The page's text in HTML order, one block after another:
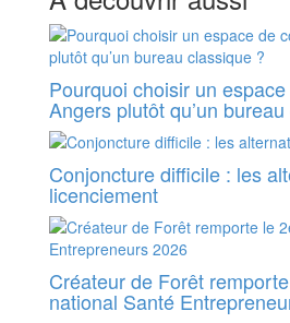
Pourquoi choisir un
Angers plutôt qu’un
Conjoncture difficile : les
licenciement
Créateur de Forêt
national Santé